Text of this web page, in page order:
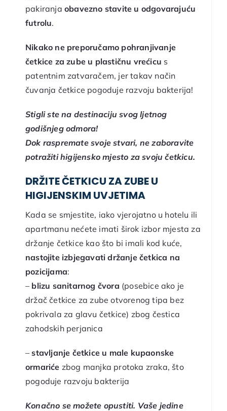
pakiranja obavezno stavite u odgovarajuću
futrolu.
Nikako ne preporučamo pohranjivanje
četkice za zube u plastičnu vrećicu s
patentnim zatvaračem, jer takav način
čuvanja četkice pogoduje razvoju bakterija!
Stigli ste na destinaciju svog ljetnog
godišnjeg odmora!
Dok raspremate svoje stvari, ne zaboravite
potražiti higijensko mjesto za svoju četkicu.
DRŽITE ČETKICU ZA ZUBE U
HIGIJENSKIM UVJETIMA
Kada se smjestite, iako vjerojatno u hotelu ili
apartmanu nećete imati širok izbor mjesta za
držanje četkice kao što bi imali kod kuće,
nastojite izbjegavati držanje četkica na
pozicijama:
– blizu sanitarnog čvora (posebice ako je
držač četkice za zube otvorenog tipa bez
pokrivala za glavu četkice) zbog čestica
zahodskih perjanica
–stavljanje četkice u male kupaonske
ormariće zbog manjka protoka zraka, što
pogoduje razvoju bakterija
Konačno se možete opustiti. Vaše jedine